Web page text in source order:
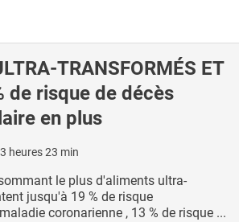
TRANSFORMÉS ET
de risque de décès
en plus
3 heures 23 min
le plus d'aliments ultra-
jusqu'à 19 % de risque
coronarienne , 13 % de risque ...